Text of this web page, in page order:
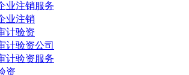
业注销服务
业注销
计验资
计验资公司
计验资服务
资